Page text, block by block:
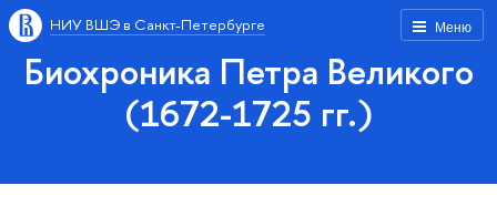
Меню
НИУ ВШЭ в Санкт-Петербурге
Биохроника Петра Великого
(1672-1725 гг.)